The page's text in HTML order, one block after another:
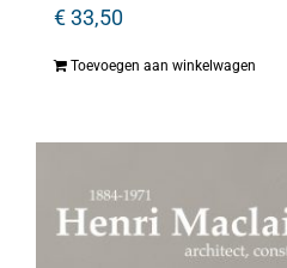
€33,50
Toevoegen aan winkelwagen